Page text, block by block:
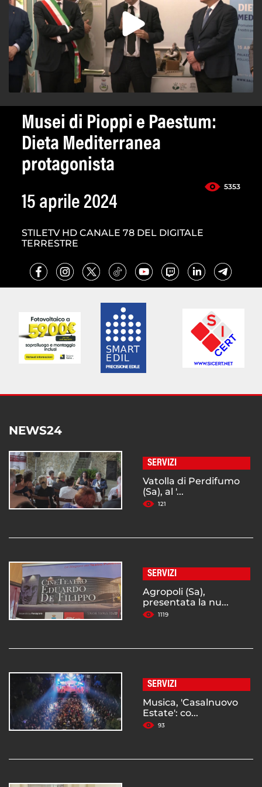
Musei di Pioppi e Paestum:
Dieta Mediterranea
protagonista
5353
15 aprile 2024
STILETV HD CANALE 78 DEL DIGITALE
TERRESTRE
NEWS24
SERVIZI
Vatolla di Perdifumo
(Sa), al '...
121
SERVIZI
Agropoli (Sa),
presentata la nu...
1119
SERVIZI
Musica, 'Casalnuovo
Estate': co...
93